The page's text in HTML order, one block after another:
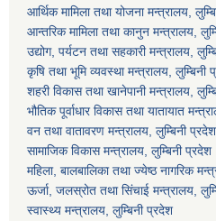
आर्थिक मामिला तथा योजना मन्त्रालय,
आन्तरिक मामिला तथा कानुन मन्त्रालय,
उद्योग, पर्यटन तथा सहकारी मन्त्रालय,
कृषि तथा भूमि व्यवस्था मन्त्रालय, लुम्बिनी
शहरी विकास तथा खानेपानी मन्त्रालय,
भौतिक पूर्वाधार विकास तथा यातायात
वन तथा वातावरण मन्त्रालय, लुम्बिनी प्रदेश
सामाजिक विकास मन्त्रालय, लुम्बिनी प्रदेश
महिला, बालबालिका तथा ज्येष्ठ नागरिक
ऊर्जा, जलस्रोत तथा सिंचाई मन्त्रालय,
स्वास्थ्य मन्त्रालय, लुम्बिनी प्रदेश